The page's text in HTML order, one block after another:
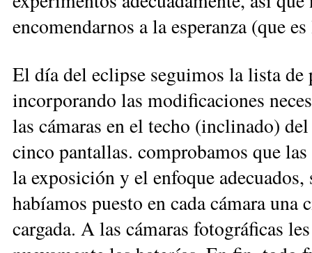
encomendarnos a la esperanza (que
El día del eclipse seguimos la lista
incorporando las modificaciones
las cámaras en el techo (inclinado)
cinco pantallas. comprobamos que
la exposición y el enfoque
habíamos puesto en cada cámara
cargada. A las cámaras fotográficas